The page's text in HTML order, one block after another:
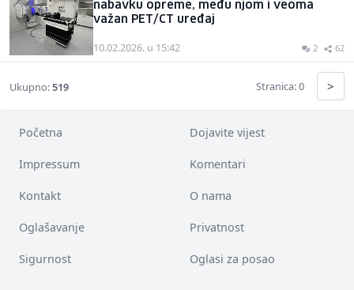
nabavku opreme, među njom i veoma
važan PET/CT uređaj
10.02.2026. u 15:42 2 62
Ukupno:519 Stranica: 0 >
Početna Dojavite vijest
Impressum Komentari
Kontakt O nama
Oglašavanje Privatnost
Sigurnost Oglasi za posao